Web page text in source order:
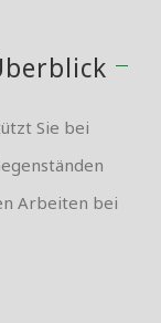
Sie bei
Arbeiten bei